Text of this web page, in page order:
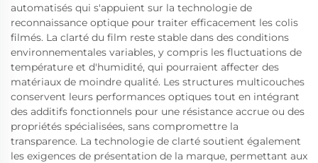
automatisés qui s'appuient sur la technologie de
reconnaissance optique pour traiter efficacement les colis
filmés. La clarté du film reste stable dans des conditions
environnementales variables, y compris les fluctuations de
température et d'humidité, qui pourraient affecter des
matériaux de moindre qualité. Les structures multicouches
conservent leurs performances optiques tout en intégrant
des additifs fonctionnels pour une résistance accrue ou des
propriétés spécialisées, sans compromettre la
transparence. La technologie de clarté soutient également
les exigences de présentation de la marque, permettant aux